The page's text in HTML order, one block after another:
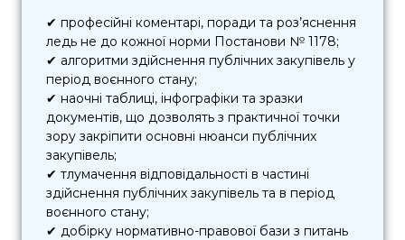
✔ професійні коментарі, поради та роз’яснення
ледь не до кожної норми Постанови № 1178;
✔ алгоритми здійснення публічних закупівель у
період воєнного стану;
✔ наочні таблиці, інфографіки та зразки
документів, що дозволять з практичної точки
зору закріпити основні нюанси публічних
закупівель;
✔ тлумачення відповідальності в частині
здійснення публічних закупівель та в період
воєнного стану;
✔ добірку нормативно-правової бази з питань